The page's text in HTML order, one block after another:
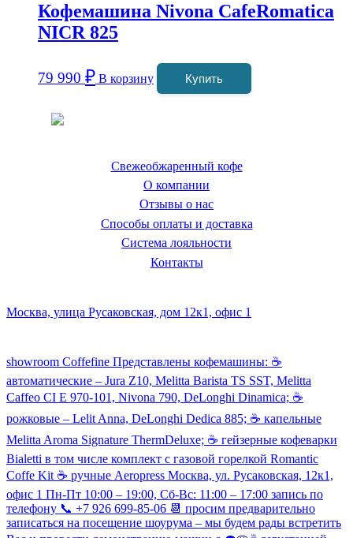
Кофемашина Nivona CafeRomatica
NICR 825
79 990 ₽ В корзину Купить
Свежеобжаренный кофе
О компании
Отзывы о нас
Способы оплаты и доставка
Система лояльности
Контакты
Москва, улица Русаковская, дом 12к1, офис 1
showroom Coffefine Представлены кофемашины: ☕️
автоматические – Jura Z10, Melitta Barista TS SST, Melitta
Caffeo CI Е 970-101, Nivona 790, DeLonghi Dinamica; ☕️
рожковые – Lelit Anna, DeLonghi Dedica 885; ☕️ капельные
Melitta Aroma Signature ThermDeluxe; ☕️ гейзерные кофеварки
Bialetti в том числе комплект с газовой горелкой Romantic
Coffe Kit ☕️ ручные Aeropress Москва, ул. Русаковская, 12к1,
офис 1 Пн-Пт 10:00 – 19:00, Сб-Вс: 11:00 – 17:00 запись по
телефону 📞 +7 926 699-85-06 📆 просим предварительно
записаться на посещение шоурума – мы будем рады встретить